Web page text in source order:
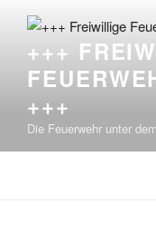
Inhalt
springen+++
+++
Die Feuerwehr unter